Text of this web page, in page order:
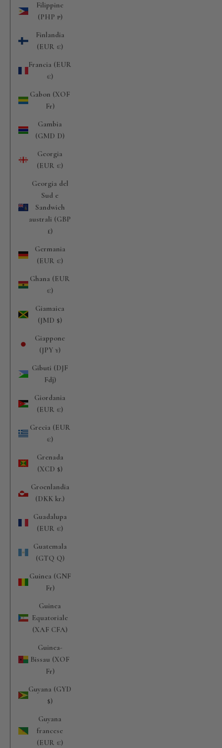
Filippine
(PHP ₱)
Finlandia
(EUR €)
Francia (EUR
€)
Gabon (XOF
Fr)
Gambia
(GMD D)
Georgia
(EUR €)
Georgia del
Sud e
Sandwich
australi (GBP
£)
Germania
(EUR €)
Ghana (EUR
€)
Giamaica
(JMD $)
Giappone
(JPY ¥)
Gibuti (DJF
Fdj)
Giordania
(EUR €)
Grecia (EUR
€)
Grenada
(XCD $)
Groenlandia
(DKK kr.)
Guadalupa
(EUR €)
Guatemala
(GTQ Q)
Guinea (GNF
Fr)
Guinea
Equatoriale
(XAF CFA)
Guinea-
Bissau (XOF
Fr)
Guyana (GYD
$)
Guyana
francese
(EUR €)